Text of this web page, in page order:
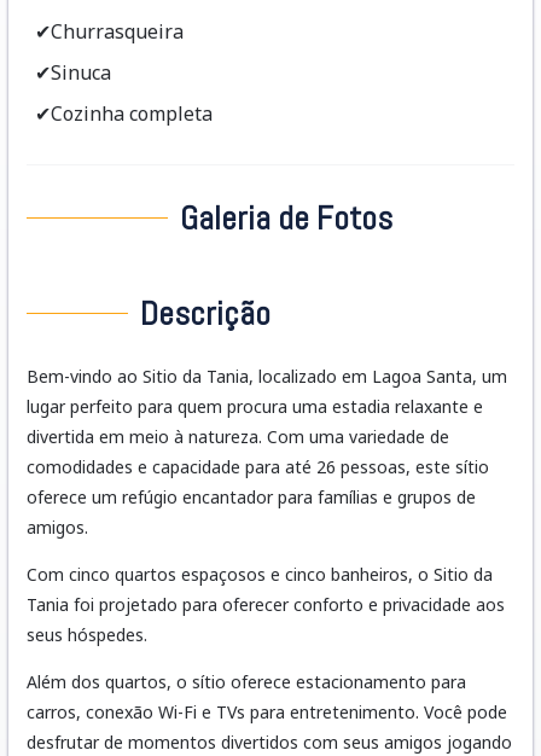
✔Churrasqueira
✔Sinuca
✔Cozinha completa
Galeria de Fotos
Descrição
Bem-vindo ao Sitio da Tania, localizado em Lagoa Santa, um
lugar perfeito para quem procura uma estadia relaxante e
divertida em meio à natureza. Com uma variedade de
comodidades e capacidade para até 26 pessoas, este sítio
oferece um refúgio encantador para famílias e grupos de
amigos.
Com cinco quartos espaçosos e cinco banheiros, o Sitio da
Tania foi projetado para oferecer conforto e privacidade aos
seus hóspedes.
Além dos quartos, o sítio oferece estacionamento para
carros, conexão Wi-Fi e TVs para entretenimento. Você pode
desfrutar de momentos divertidos com seus amigos jogando